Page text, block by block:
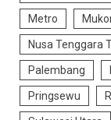
Metro
Nusa Tenggara
Palembang
Pringsewu